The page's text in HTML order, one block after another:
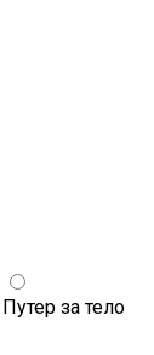
Путер за тело